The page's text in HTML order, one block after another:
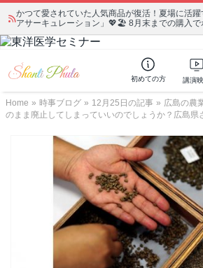
かつて愛されていた人気商品が復活！夏場に活
アサーキュレーション」💖🏖️ 8月末までの購入で
初めての方 講演
Home » 時事ブログ » 12月25日の記事 » 広島の農
のまま廃止してしまっていいのでしょうか？広島県